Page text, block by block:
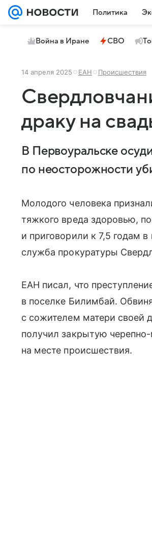
Политика
Война в Иране СВО
14 апреля 2025 ЕАН Происшествия
драку на
В Первоуральске
по неосторожности
Молодого человека
тяжкого вреда здоровью,
и приговорили к 7,5 годам
служба прокуратуры
ЕАН писал, что
в поселке Билимбай.
с сожителем матери своей
получил закрытую
на месте происшествия.